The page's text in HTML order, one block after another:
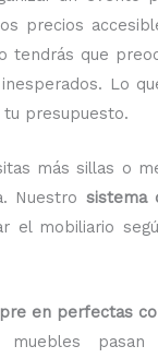
precios
tendrás que
Lo
tu presupuesto.
más sillas o
Nuestro sistema
el mobiliario
en perfectas
muebles